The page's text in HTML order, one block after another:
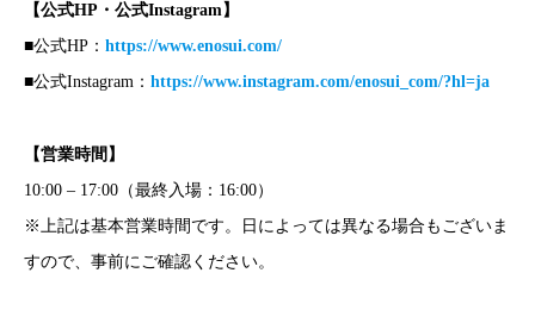
【公式HP・公式Instagram】
■公式HP： https://www.enosui.com/
■公式Instagram： https://www.instagram.com/enosui_com/?hl=ja
【営業時間】
10:00 – 17:00（最終入場：16:00）
※上記は基本営業時間です。日によっては異なる場合もございま
すので、事前にご確認ください。